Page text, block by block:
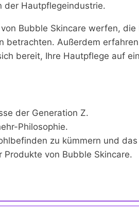
der Hautpflegeindustrie.
Bubble Skincare werfen, die
Außerdem
bereit, Ihre Hautpflege auf
der Generation Z.
Philosophie.
zu kümmern und
von Bubble Skincare.